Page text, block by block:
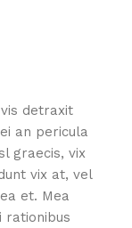
detraxit
an pericula
graecis, vix
vix at, vel
et. Mea
rationibus